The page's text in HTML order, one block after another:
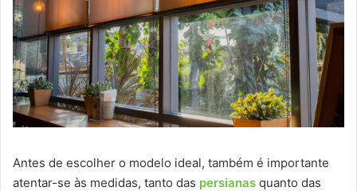
Antes de escolher o modelo ideal, também é importante
atentar-se às medidas, tanto das persianas quanto das